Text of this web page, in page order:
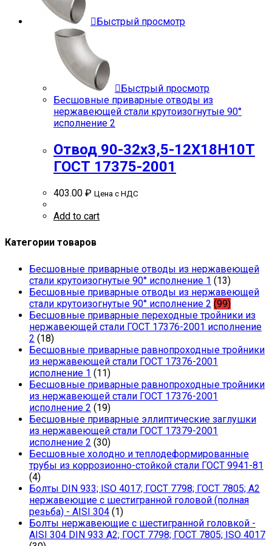
Быстрый просмотр
Быстрый просмотр
Бесшовные приварные отводы из
нержавеющей стали крутоизогнутые 90°
исполнение 2
Отвод 90-32х3,5-12Х18Н10Т
ГОСТ 17375-2001
403.00 ₽ Цена с НДС
Add to cart
Категории товаров
Бесшовные приварные отводы из нержавеющей
стали крутоизогнутые 90° исполнение 1 (13)
Бесшовные приварные отводы из нержавеющей
стали крутоизогнутые 90° исполнение 2 (99)
Бесшовные приварные переходные тройники из
нержавеющей стали ГОСТ 17376-2001 исполнение
2 (18)
Бесшовные приварные равнопроходные тройники
из нержавеющей стали ГОСТ 17376-2001
исполнение 1 (11)
Бесшовные приварные равнопроходные тройники
из нержавеющей стали ГОСТ 17376-2001
исполнение 2 (19)
Бесшовные приварные эллиптические заглушки
из нержавеющей стали ГОСТ 17379-2001
исполнение 2 (30)
Бесшовные холодно и теплодеформированные
трубы из коррозионно-стойкой стали ГОСТ 9941-81
(4)
Болты DIN 933; ISO 4017; ГОСТ 7798; ГОСТ 7805; А2
нержавеющие с шестигранной головой (полная
резьба) - AISI 304 (1)
Болты нержавеющие с шестигранной головкой -
AISI 304 DIN 933 A2; ГОСТ 7798; ГОСТ 7805; ISO 4017